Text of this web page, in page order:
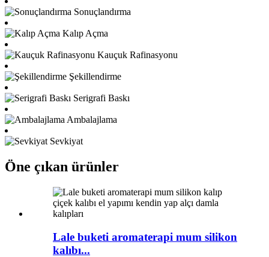
Sonuçlandırma
Kalıp Açma
Kauçuk Rafinasyonu
Şekillendirme
Serigrafi Baskı
Ambalajlama
Sevkiyat
Öne çıkan ürünler
Lale buketi aromaterapi mum silikon
kalıbı...